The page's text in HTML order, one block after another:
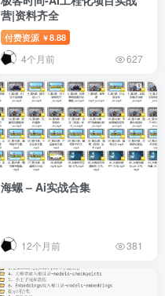
营|资料齐全
付费资源 ￥8.88
4个月前 627
海螺 – Ai实战合集
12个月前 381